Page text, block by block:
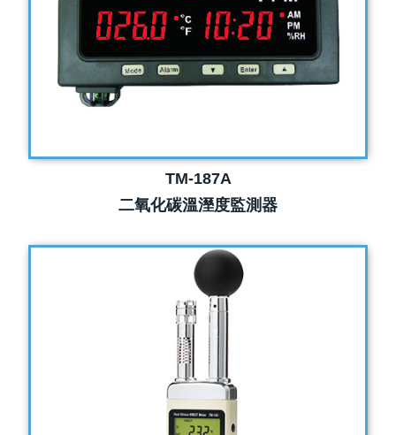
TM-187A
二氧化碳溫溼度監測器